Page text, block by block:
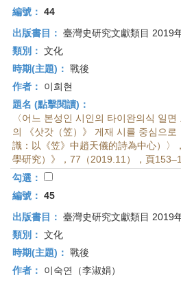
編號： 44
出版書目： 臺灣史研究文獻類目 2019
類別： 文化
時期(主題)： 戰後
作者：
이희현
題名 (點擊閱讀)：
〈어느 본성인 시인의 타이완의식 일면
의 《삿갓（笠）》 게재 시를 중심으
識：以《笠》中趙天儀的詩為中心）〉
學研究）》，77（2019.11），頁
勾選：
編號： 45
出版書目： 臺灣史研究文獻類目 2019
類別： 文化
時期(主題)： 戰後
作者：
이숙연（李淑娟）